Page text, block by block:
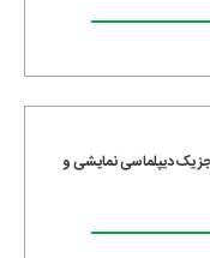
یک دیپلماسی نمایشی و